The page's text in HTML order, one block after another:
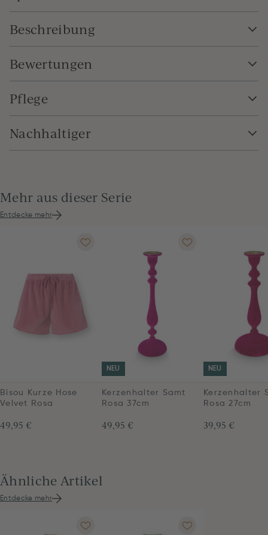
Beschreibung
Bewertungen
Pflege
Nachhaltiger
Mehr aus dieser Serie
Entdecke mehr
Bisou Kurze Hose
Velvet Rosa
49,95 €
NEU
Kerzenhalter Samt
Rosa 37cm
49,95 €
NEU
Kerzenhalter
Rosa 27cm
39,95 €
Ähnliche Artikel
Entdecke mehr